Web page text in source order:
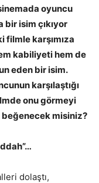
oyuncu
isim çıkıyor
filmle karşımıza
kabiliyeti hem de
eden bir isim.
karşılaştığı
onu görmeyi
beğenecek misiniz?
dolaştı,